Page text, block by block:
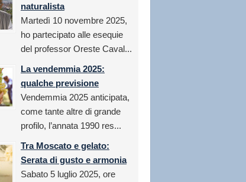
naturalista
Martedì 10 novembre 2025,
ho partecipato alle esequie
del professor Oreste Caval...
La vendemmia 2025:
qualche previsione
Vendemmia 2025 anticipata,
come tante altre di grande
profilo, l’annata 1990 res...
Tra Moscato e gelato:
Serata di gusto e armonia
Sabato 5 luglio 2025, ore